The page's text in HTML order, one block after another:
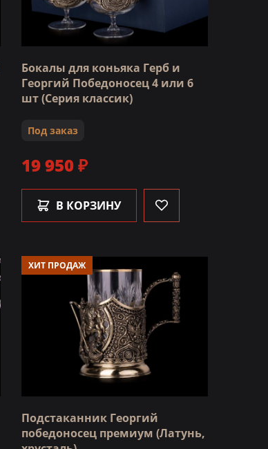
Бокалы для коньяка Герб и
Георгий Победоносец 4 или 6
шт (Серия классик)
Под заказ
19 950 ₽
В КОРЗИНУ
ХИТ ПРОДАЖ
Подстаканник Георгий
победоносец премиум (Латунь,